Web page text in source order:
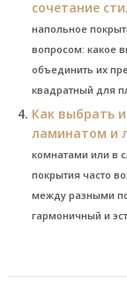
сочетание
напольное
вопросом: какое
объединить их
квадратный для
Как выбрать
ламинатом и
комнатами или в
покрытия часто
между разными
гармоничный и